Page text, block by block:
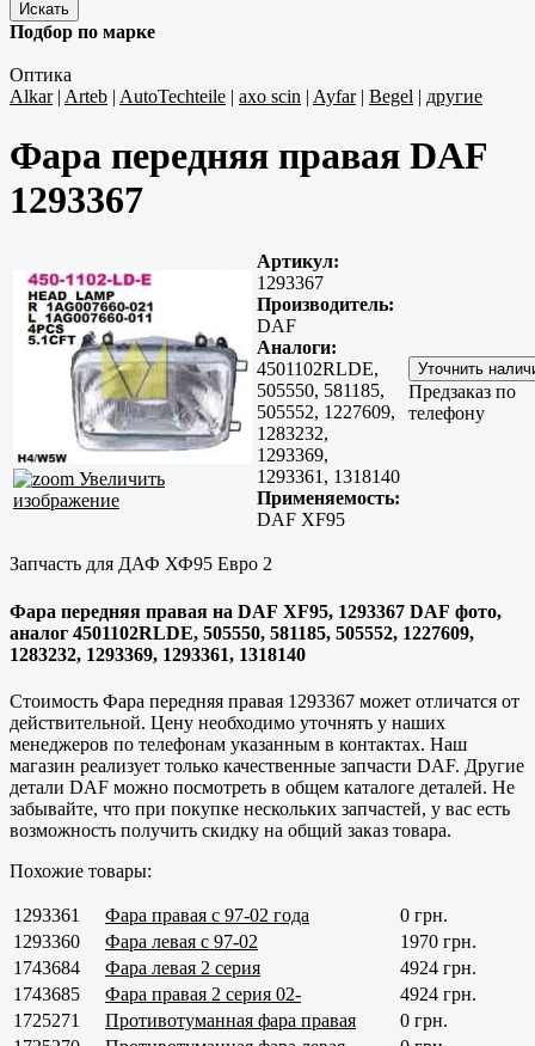
Подбор по марке
Оптика
Alkar| Arteb | AutoTechteile | axo scin | Ayfar| Begel | другие
Фара передняя правая DAF
1293367
Увеличить
изображение
Артикул:
1293367
Производитель:
DAF
Аналоги:
4501102RLDE,
505550, 581185,
505552, 1227609,
1283232,
1293369,
1293361, 1318140
Применяемость:
DAF XF95
Предзаказ по
телефону
Запчасть для ДАФ ХФ95 Евро 2
Фара передняя правая на DAF XF95, 1293367 DAF фото,
аналог 4501102RLDE, 505550, 581185, 505552, 1227609,
1283232, 1293369, 1293361, 1318140
Стоимость Фара передняя правая 1293367 может отличатся от
действительной. Цену необходимо уточнять у наших
менеджеров по телефонам указанным в контактах. Наш
магазин реализует только качественные запчасти DAF. Другие
детали DAF можно посмотреть в общем каталоге деталей. Не
забывайте, что при покупке нескольких запчастей, у вас есть
возможность получить скидку на общий заказ товара.
Похожие товары:
1293361 Фара правая с 97-02 года
0 грн.
1293360
Фара левая с 97-02
1970 грн.
1743684
Фара левая 2 серия
4924 грн.
1743685
Фара правая 2 серия 02-
4924 грн.
1725271
Противотуманная фара правая
0 грн.